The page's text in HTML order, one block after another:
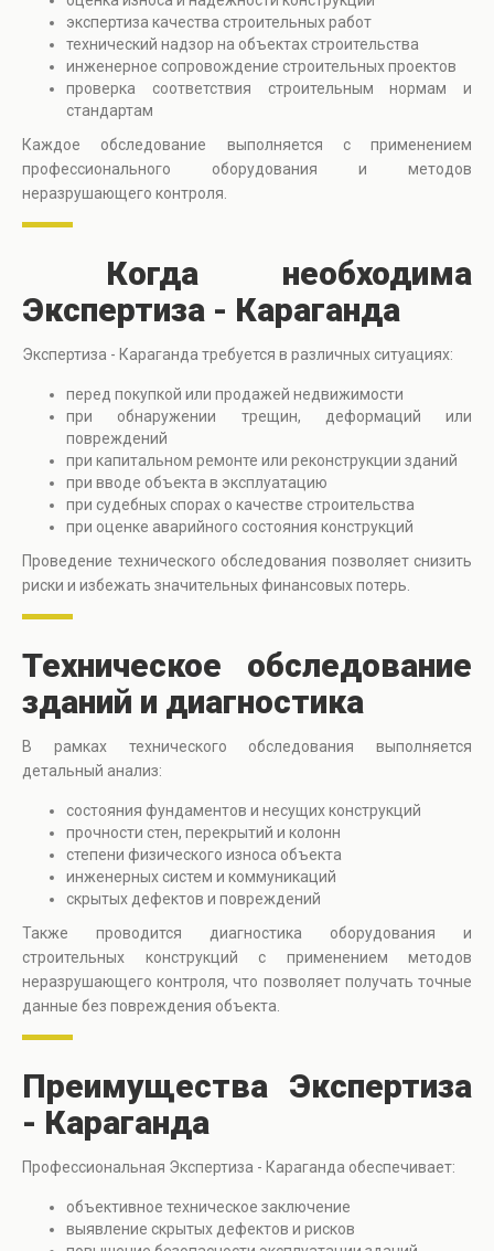
экспертиза качества строительных работ
технический надзор на объектах строительства
инженерное сопровождение строительных проектов
проверка соответствия строительным нормам и
стандартам
Каждое обследование выполняется с применением
профессионального оборудования и методов
неразрушающего контроля.
Когда необходима
Экспертиза - Караганда
Экспертиза - Караганда требуется в различных ситуациях:
перед покупкой или продажей недвижимости
при обнаружении трещин, деформаций или
повреждений
при капитальном ремонте или реконструкции зданий
при вводе объекта в эксплуатацию
при судебных спорах о качестве строительства
при оценке аварийного состояния конструкций
Проведение технического обследования позволяет снизить
риски и избежать значительных финансовых потерь.
Техническое обследование
зданий и диагностика
В рамках технического обследования выполняется
детальный анализ:
состояния фундаментов и несущих конструкций
прочности стен, перекрытий и колонн
степени физического износа объекта
инженерных систем и коммуникаций
скрытых дефектов и повреждений
Также проводится диагностика оборудования и
строительных конструкций с применением методов
неразрушающего контроля, что позволяет получать точные
данные без повреждения объекта.
Преимущества Экспертиза
- Караганда
Профессиональная Экспертиза - Караганда обеспечивает:
объективное техническое заключение
выявление скрытых дефектов и рисков